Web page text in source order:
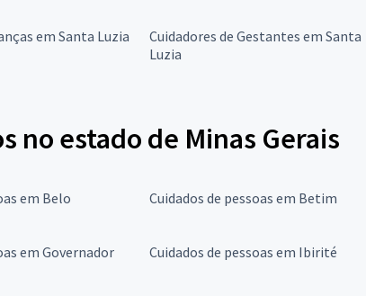
em Santa Luzia
Cuidadores de Gestantes em Santa
Luzia
no estado de Minas Gerais
em Belo
Cuidados de pessoas em Betim
em Governador
Cuidados de pessoas em Ibirité